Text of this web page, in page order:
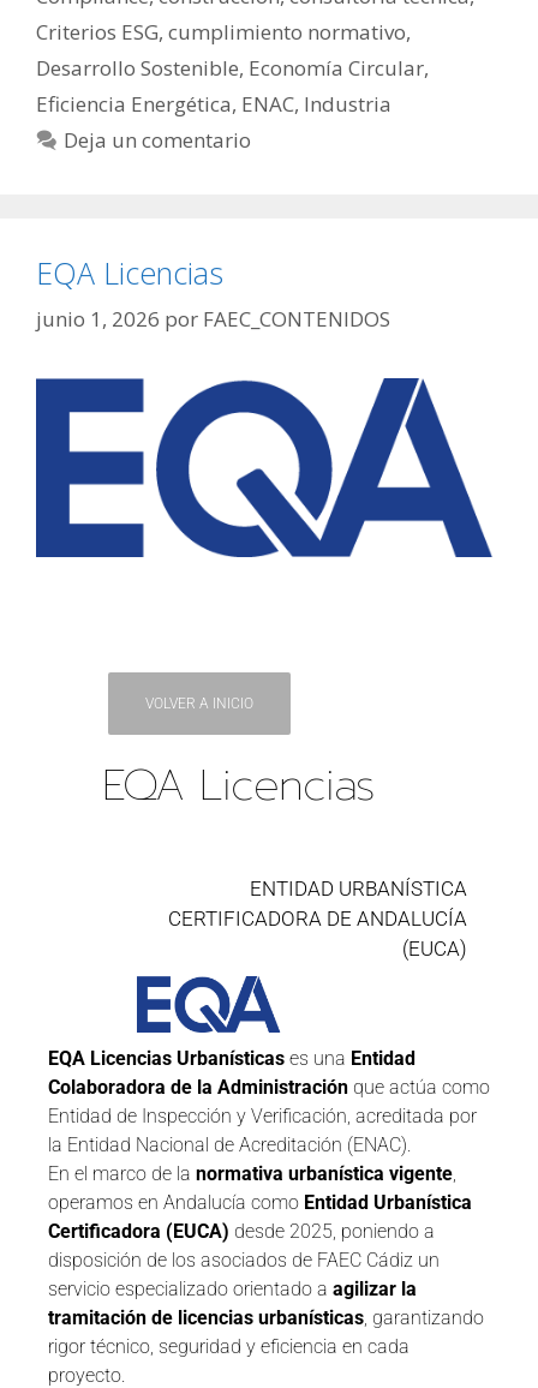
Criterios ESG, cumplimiento normativo,
Desarrollo Sostenible, Economía Circular,
Eficiencia Energética, ENAC, Industria
Deja un comentario
EQA Licencias
junio 1, 2026 por FAEC_CONTENIDOS
VOLVER A INICIO
EQA Licencias
ENTIDAD URBANÍSTICA
CERTIFICADORA DE ANDALUCÍA
(EUCA)
EQA Licencias Urbanísticas es una Entidad
Colaboradora de la Administración que actúa como
Entidad de Inspección y Verificación, acreditada por
la Entidad Nacional de Acreditación (ENAC).
En el marco de la normativa urbanística vigente
operamos en Andalucía como Entidad Urbanística
Certificadora (EUCA) desde 2025, poniendo a
disposición de los asociados de FAEC Cádiz un
servicio especializado orientado a agilizar la
tramitación de licencias urbanísticas , garantizando
rigor técnico, seguridad y eficiencia en cada
proyecto.